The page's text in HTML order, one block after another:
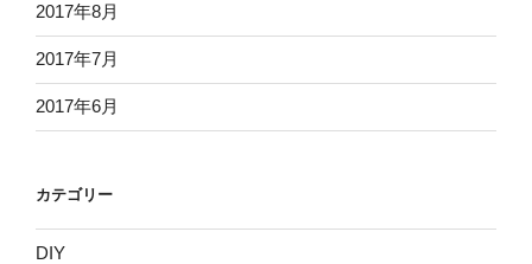
2017年8月
2017年7月
2017年6月
カテゴリー
DIY